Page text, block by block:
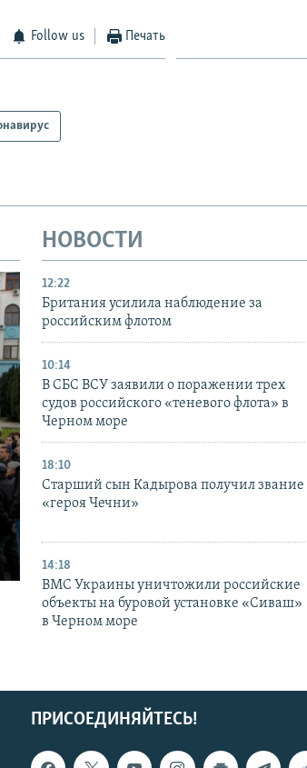
Follow us Печать
НОВОСТИ
12:22
Британия усилила наблюдение за
российским флотом
10:14
В СБС ВСУ заявили о поражении трех
судов российского «теневого флота» в
Черном море
18:10
Старший сын Кадырова получил звание
«героя Чечни»
14:18
ВМС Украины уничтожили российские
объекты на буровой установке «Сиваш»
в Черном море
ПРИСОЕДИНЯЙТЕСЬ!